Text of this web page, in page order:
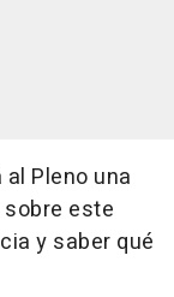
Pleno una
este
y saber qué